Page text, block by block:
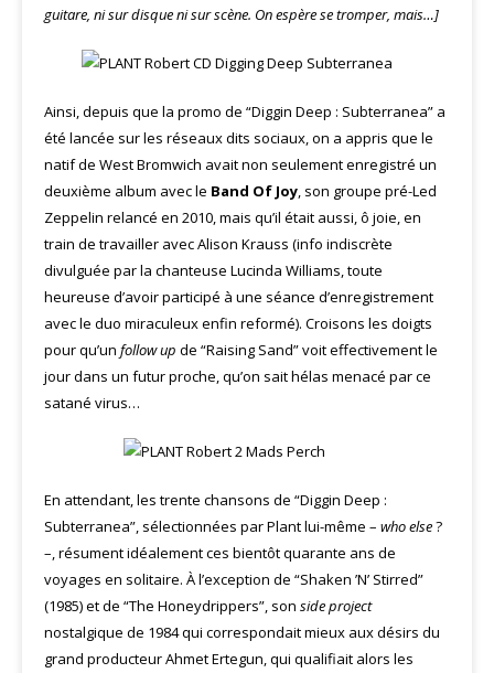
guitare, ni sur disque ni sur scène. On espère se tromper, mais…]
Ainsi, depuis que la promo de “Diggin Deep : Subterranea” a
été lancée sur les réseaux dits sociaux, on a appris que le
natif de West Bromwich avait non seulement enregistré un
deuxième album avec le Band Of Joy, son groupe pré-Led
Zeppelin relancé en 2010, mais qu’il était aussi, ô joie, en
train de travailler avec Alison Krauss (info indiscrète
divulguée par la chanteuse Lucinda Williams, toute
heureuse d’avoir participé à une séance d’enregistrement
avec le duo miraculeux enfin reformé). Croisons les doigts
pour qu’un follow up de “Raising Sand” voit effectivement le
jour dans un futur proche, qu’on sait hélas menacé par ce
satané virus…
En attendant, les trente chansons de “Diggin Deep :
Subterranea”, sélectionnées par Plant lui-même – who else?
–, résument idéalement ces bientôt quarante ans de
voyages en solitaire. À l’exception de “Shaken ’N’ Stirred”
(1985) et de “The Honeydrippers”, son side project
nostalgique de 1984 qui correspondait mieux aux désirs du
grand producteur Ahmet Ertegun, qui qualifiait alors les